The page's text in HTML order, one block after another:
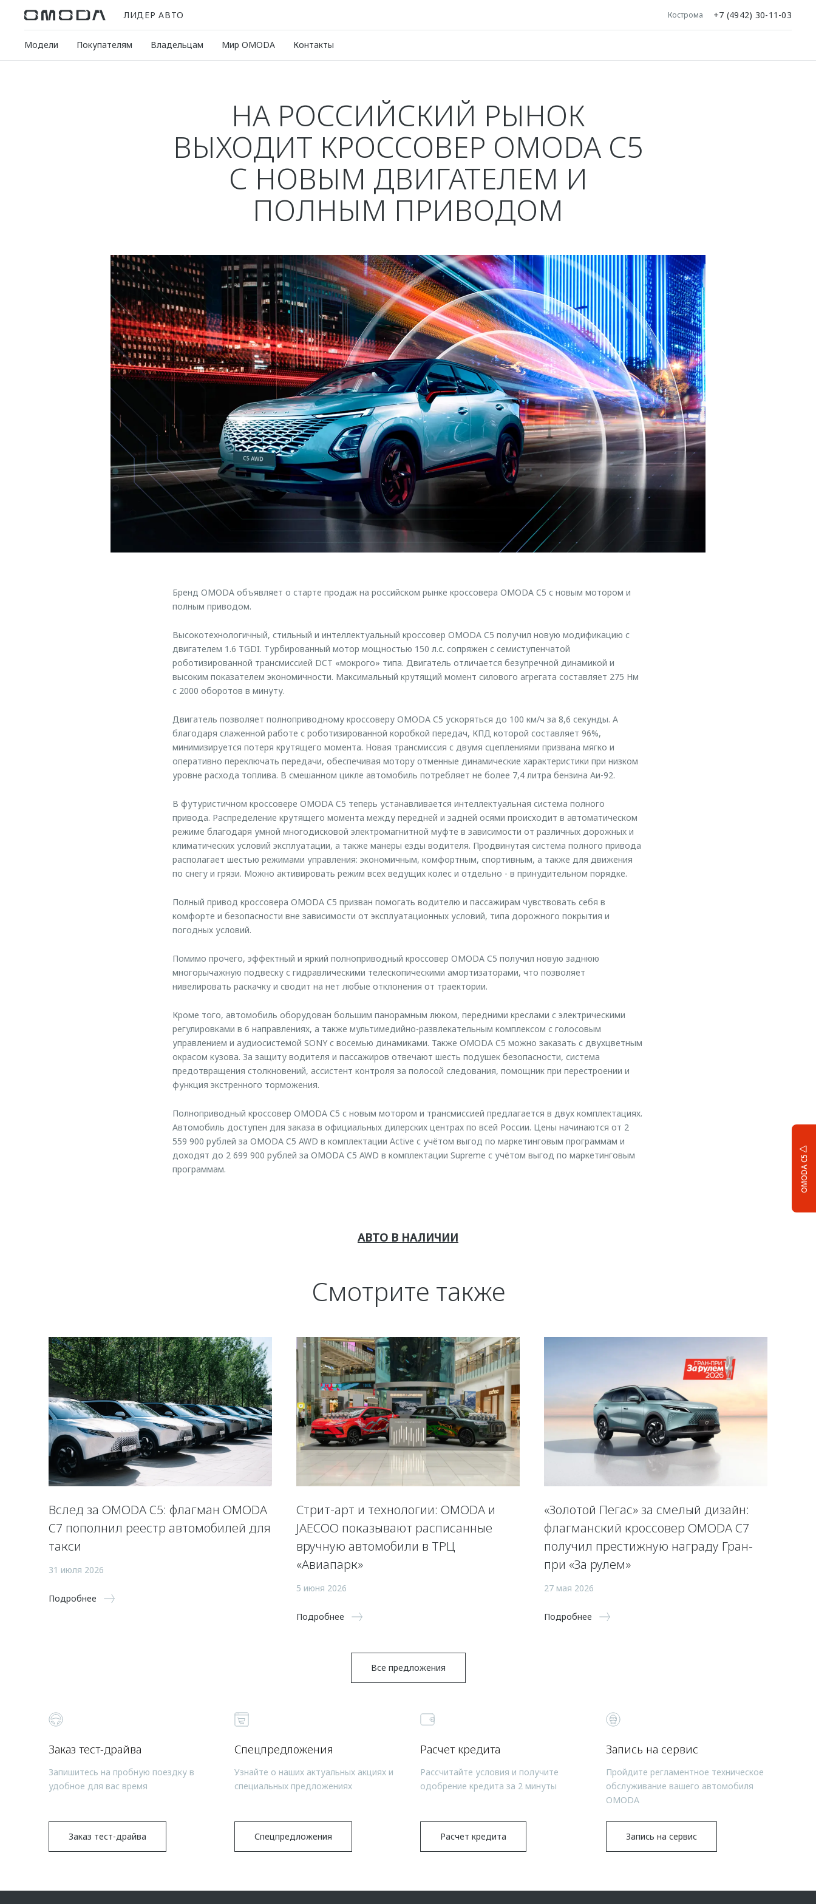
ЛИДЕР АВТО Кострома +7 (4942) 30-11-03
Модели Покупателям Владельцам Мир OMODA Контакты
OMODA C5
НА РОССИЙСКИЙ РЫНОК
ВЫХОДИТ КРОССОВЕР OMODA C5
С НОВЫМ ДВИГАТЕЛЕМ И
ПОЛНЫМ ПРИВОДОМ
Бренд OMODA объявляет о старте продаж на российском рынке кроссовера OMODA C5 с новым мотором и
полным приводом.
Высокотехнологичный, стильный и интеллектуальный кроссовер OMODA C5 получил новую модификацию с
двигателем 1.6 TGDI. Турбированный мотор мощностью 150 л.с. сопряжен с семиступенчатой
роботизированной трансмиссией DCT «мокрого» типа. Двигатель отличается безупречной динамикой и
высоким показателем экономичности. Максимальный крутящий момент силового агрегата составляет 275 Нм
с 2000 оборотов в минуту.
Двигатель позволяет полноприводному кроссоверу OMODA C5 ускоряться до 100 км/ч за 8,6 секунды. А
благодаря слаженной работе с роботизированной коробкой передач, КПД которой составляет 96%,
минимизируется потеря крутящего момента. Новая трансмиссия с двумя сцеплениями призвана мягко и
оперативно переключать передачи, обеспечивая мотору отменные динамические характеристики при низком
уровне расхода топлива. В смешанном цикле автомобиль потребляет не более 7,4 литра бензина Аи-92.
В футуристичном кроссовере OMODA C5 теперь устанавливается интеллектуальная система полного
привода. Распределение крутящего момента между передней и задней осями происходит в автоматическом
режиме благодаря умной многодисковой электромагнитной муфте в зависимости от различных дорожных и
климатических условий эксплуатации, а также манеры езды водителя. Продвинутая система полного привода
располагает шестью режимами управления: экономичным, комфортным, спортивным, а также для движения
по снегу и грязи. Можно активировать режим всех ведущих колес и отдельно - в принудительном порядке.
Полный привод кроссовера OMODA C5 призван помогать водителю и пассажирам чувствовать себя в
комфорте и безопасности вне зависимости от эксплуатационных условий, типа дорожного покрытия и
погодных условий.
Помимо прочего, эффектный и яркий полноприводный кроссовер OMODA C5 получил новую заднюю
многорычажную подвеску с гидравлическими телескопическими амортизаторами, что позволяет
нивелировать раскачку и сводит на нет любые отклонения от траектории.
Кроме того, автомобиль оборудован большим панорамным люком, передними креслами с электрическими
регулировками в 6 направлениях, а также мультимедийно-развлекательным комплексом с голосовым
управлением и аудиосистемой SONY с восемью динамиками. Также OMODA C5 можно заказать с двухцветным
окрасом кузова. За защиту водителя и пассажиров отвечают шесть подушек безопасности, система
предотвращения столкновений, ассистент контроля за полосой следования, помощник при перестроении и
функция экстренного торможения.
Полноприводный кроссовер OMODA C5 c новым мотором и трансмиссией предлагается в двух комплектациях.
Автомобиль доступен для заказа в официальных дилерских центрах по всей России. Цены начинаются от 2
559 900 рублей за OMODA C5 AWD в комплектации Active с учётом выгод по маркетинговым программам и
доходят до 2 699 900 рублей за OMODA C5 AWD в комплектации Supreme с учётом выгод по маркетинговым
программам.
АВТО В НАЛИЧИИ
Смотрите также
Вслед за OMODA C5: флагман OMODA
C7 пополнил реестр автомобилей для
такси
31 июля 2026
Подробнее
Стрит-арт и технологии: OMODA и
JAECOO показывают расписанные
вручную автомобили в ТРЦ
«Авиапарк»
5 июня 2026
Подробнее
«Золотой Пегас» за смелый дизайн:
флагманский кроссовер OMODA C7
получил престижную награду Гран-
при «За рулем»
27 мая 2026
Подробнее
Все предложения
Заказ тест-драйва
Запишитесь на пробную поездку в
удобное для вас время
Заказ тест-драйва
Спецпредложения
Узнайте о наших актуальных акциях и
специальных предложениях
Спецпредложения
Расчет кредита
Рассчитайте условия и получите
одобрение кредита за 2 минуты
Расчет кредита
Запись на сервис
Пройдите регламентное техническое
обслуживание вашего автомобиля
OMODA
Запись на сервис